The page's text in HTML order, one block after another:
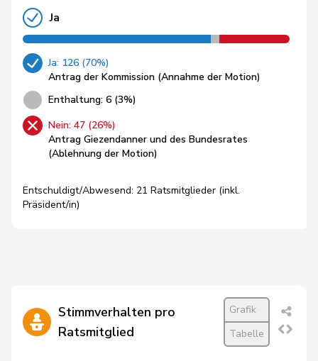
Ja
Ja: 126 (70%)
Antrag der Kommission (Annahme der Motion)
Enthaltung: 6 (3%)
Nein: 47 (26%)
Antrag Giezendanner und des Bundesrates
(Ablehnung der Motion)
Entschuldigt/Abwesend: 21 Ratsmitglieder (inkl.
Präsident/in)
Stimmverhalten pro
Ratsmitglied
Grafik
Tabelle